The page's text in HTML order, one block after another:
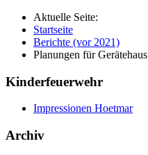
Aktuelle Seite:
Startseite
Berichte (vor 2021)
Planungen für Gerätehaus
Kinderfeuerwehr
Impressionen Hoetmar
Archiv